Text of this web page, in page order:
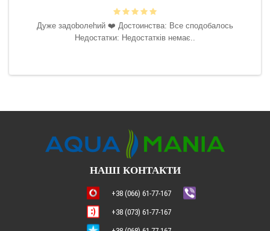
Дyжe зaдoboлehий ❤️‍ Достоинства: Все сподобалось
Недостатки: Недостатків немає..
НАШІ КОНТАКТИ
+38 (066) 61-77-167
+38 (073) 61-77-167